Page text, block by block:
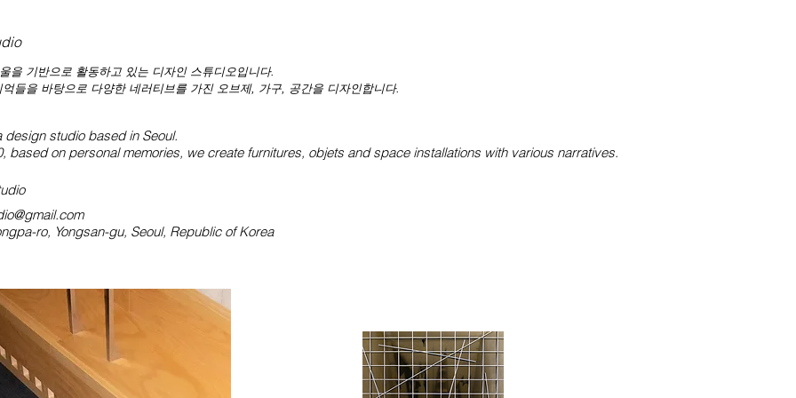
을 기반으로 활동하고 있는 디자인 스튜디오입니다.
들을 바탕으로 다양한 네러티브를 가진 오브제, 가구, 공간을 디자인합니다.
design studio based in Seoul.
based on personal memories, we create furnitures, objets and space installations with various narratives.
ro, Yongsan-gu, Seoul, Republic of Korea